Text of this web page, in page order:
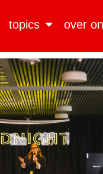
topics over